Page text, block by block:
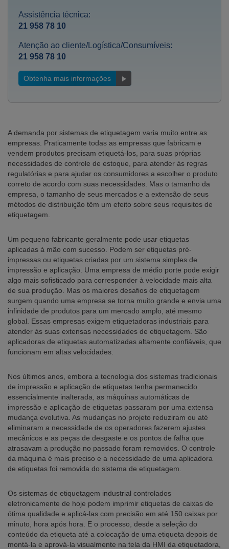
Assistência técnica:
21 958 78 10
Atenção ao cliente/Logística/Consumíveis:
21 958 78 10
Obtenha mais informações
A demanda por sistemas de etiquetagem varia muito entre as
empresas. Praticamente todas as empresas que fabricam e
vendem produtos precisam etiquetá-los, para suas próprias
necessidades de controle de estoque, para atender às regras
regulatórias e para ajudar os consumidores a escolher o produto
correto de acordo com suas necessidades. Mas o tamanho da
empresa, o tamanho de seus mercados e a extensão de seus
métodos de distribuição têm um efeito sobre seus requisitos de
etiquetagem.
Um pequeno fabricante geralmente pode usar etiquetas
aplicadas à mão com sucesso. Podem ser etiquetas pré-
impressas ou etiquetas criadas por um sistema simples de
impressão e aplicação. Uma empresa de médio porte pode exigir
algo mais sofisticado para corresponder à velocidade mais alta
de sua produção. Mas os maiores desafios de etiquetagem
surgem quando uma empresa se torna muito grande e envia uma
infinidade de produtos para um mercado amplo, até mesmo
global. Essas empresas exigem etiquetadoras industriais para
atender às suas extensas necessidades de etiquetagem. São
aplicadoras de etiquetas automatizadas altamente confiáveis, que
funcionam em altas velocidades.
Nos últimos anos, embora a tecnologia dos sistemas tradicionais
de impressão e aplicação de etiquetas tenha permanecido
essencialmente inalterada, as máquinas automáticas de
impressão e aplicação de etiquetas passaram por uma extensa
mudança evolutiva. As mudanças no projeto reduziram ou até
eliminaram a necessidade de os operadores fazerem ajustes
mecânicos e as peças de desgaste e os pontos de falha que
atrasavam a produção no passado foram removidos. O controle
da máquina é mais preciso e a necessidade de uma aplicadora
de etiquetas foi removida do sistema de etiquetagem.
Os sistemas de etiquetagem industrial controlados
eletronicamente de hoje podem imprimir etiquetas de caixas de
ótima qualidade e aplicá-las com precisão em até 150 caixas por
minuto, hora após hora. E o processo, desde a seleção do
conteúdo da etiqueta até a colocação de uma etiqueta depois de
montá-la e aprová-la visualmente na tela da HMI da etiquetadora,